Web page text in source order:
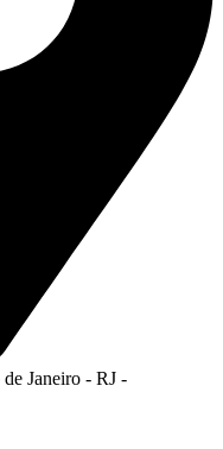
Janeiro - RJ -